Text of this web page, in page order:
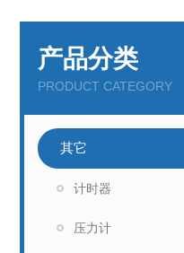
产品分类
PRODUCT CATEGORY
其它
计时器
压力计